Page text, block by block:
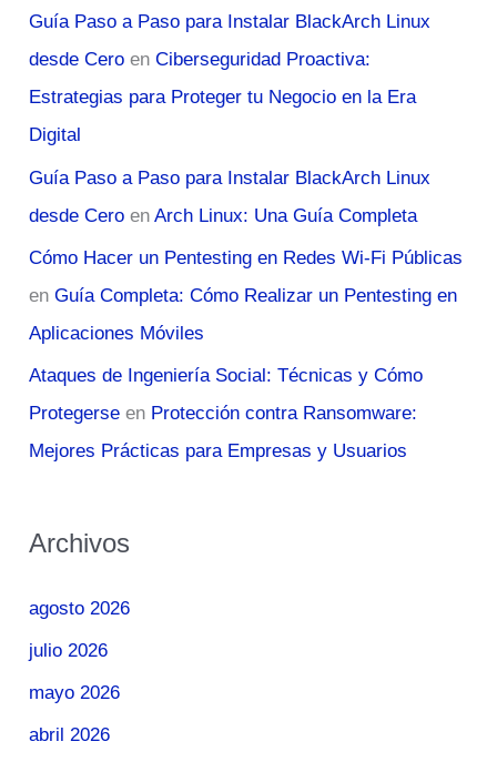
Guía Paso a Paso para Instalar BlackArch Linux
desde Cero enCiberseguridad Proactiva:
Estrategias para Proteger tu Negocio en la Era
Digital
Guía Paso a Paso para Instalar BlackArch Linux
desde Cero enArch Linux: Una Guía Completa
Cómo Hacer un Pentesting en Redes Wi-Fi Públicas
enGuía Completa: Cómo Realizar un Pentesting en
Aplicaciones Móviles
Ataques de Ingeniería Social: Técnicas y Cómo
Protegerse en Protección contra Ransomware:
Mejores Prácticas para Empresas y Usuarios
Archivos
agosto 2026
julio 2026
mayo 2026
abril 2026